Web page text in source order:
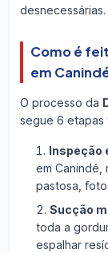
desnecessárias.
Como é
em
O processo da
segue 6 etapas
Inspeção
em Canindé,
pastosa,
Sucção
toda a
espalhar